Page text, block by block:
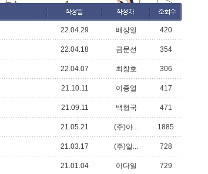
22.04.29 배상일 420
22.04.18 금문선 354
22.04.07 최창호 306
21.10.11 이종열 417
21.09.11 백형국 471
21.05.21 (주)아... 1885
21.03.17 (주)일... 728
21.01.04 이다일 729